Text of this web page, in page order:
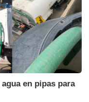
en pipas para